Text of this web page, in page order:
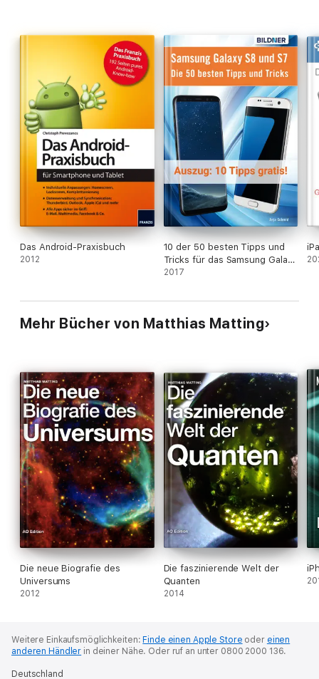
Ein großer Index erleichtert den schnellen Zugriff auf Details.
Das Android-Praxisbuch
2012
10 der 50 besten Tipps und
Tricks für das Samsung Galaxy
S8 und S7
2017
Mehr Bücher von Matthias Matting
Die neue Biografie des
Universums
2012
Die faszinierende Welt der
Quanten
2014
Weitere Einkaufsmöglichkeiten: Finde einen Apple Store oder einen
anderen Händler in deiner Nähe. Oder ruf an unter 0800 2000 136.
Deutschland